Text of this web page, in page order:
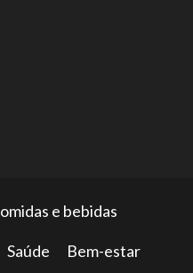
e bebidas
Saúde Bem-estar